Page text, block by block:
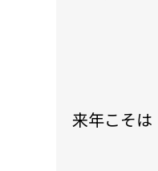
来年こそは